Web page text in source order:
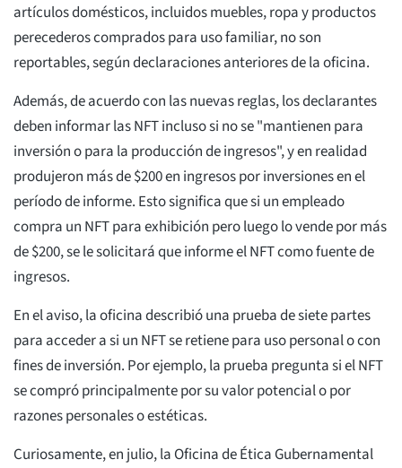
artículos domésticos, incluidos muebles, ropa y productos
perecederos comprados para uso familiar, no son
reportables, según declaraciones anteriores de la oficina.
Además, de acuerdo con las nuevas reglas, los declarantes
deben informar las NFT incluso si no se "mantienen para
inversión o para la producción de ingresos", y en realidad
produjeron más de $200 en ingresos por inversiones en el
período de informe. Esto significa que si un empleado
compra un NFT para exhibición pero luego lo vende por más
de $200, se le solicitará que informe el NFT como fuente de
ingresos.
En el aviso, la oficina describió una prueba de siete partes
para acceder a si un NFT se retiene para uso personal o con
fines de inversión. Por ejemplo, la prueba pregunta si el NFT
se compró principalmente por su valor potencial o por
razones personales o estéticas.
Curiosamente, en julio, la Oficina de Ética Gubernamental